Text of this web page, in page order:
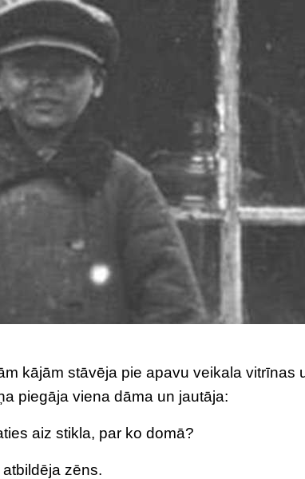
kājām stāvēja pie apavu veikala vitrīnas
piegāja viena dāma un jautāja:
aiz stikla, par ko domā?
zēns.